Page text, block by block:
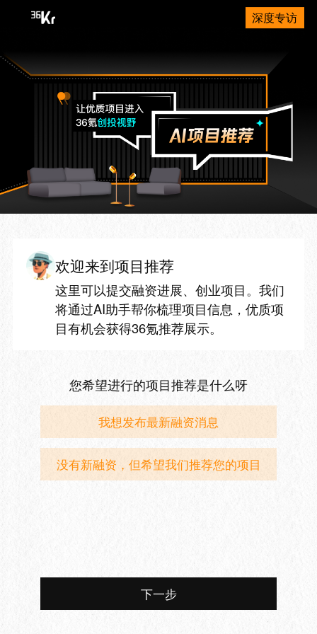
深度专访
欢迎来到项目推荐
这里可以提交融资进展、创业项目。我们
将通过AI助手帮你梳理项目信息，优质项
目有机会获得36氪推荐展示。
您希望进行的项目推荐是什么呀
我想发布最新融资消息
没有新融资，但希望我们推荐您的项目
下一步